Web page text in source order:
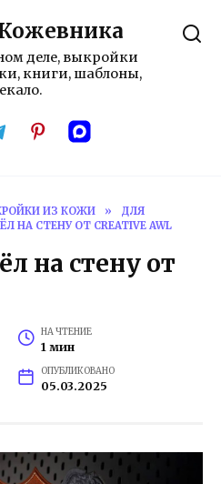
деле, выкройки
книги, шаблоны,
ИЗ КОЖИ »
ДЛЯ
НА СТЕНУ ОТ CREATIVE AWL
на стену от
НА ЧТЕНИЕ
1 мин
ОПУБЛИКОВАНО
05.03.2025